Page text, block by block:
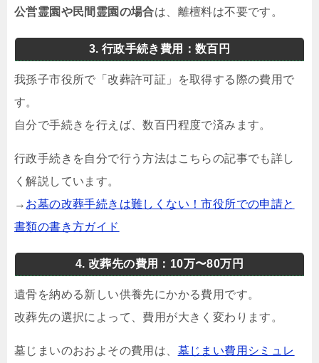
公営霊園や民間霊園の場合は、離檀料は不要です。
3. 行政手続き費用：数百円
我孫子市役所で「改葬許可証」を取得する際の費用で
す。
自分で手続きを行えば、数百円程度で済みます。
行政手続きを自分で行う方法はこちらの記事でも詳し
く解説しています。
→ お墓の改葬手続きは難しくない！市役所での申請と
書類の書き方ガイド
4. 改葬先の費用：10万〜80万円
遺骨を納める新しい供養先にかかる費用です。
改葬先の選択によって、費用が大きく変わります。
墓じまいのおおよその費用は、 墓じまい費用シミュレ